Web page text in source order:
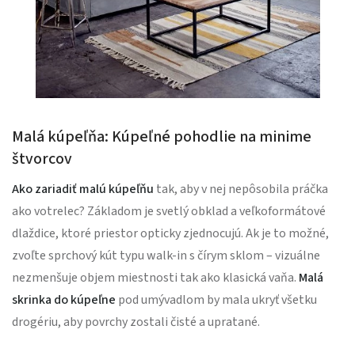
Malá kúpeľňa: Kúpeľné pohodlie na minime
štvorcov
Ako zariadiť malú kúpeľňu tak, aby v nej nepôsobila práčka
ako votrelec? Základom je svetlý obklad a veľkoformátové
dlaždice, ktoré priestor opticky zjednocujú. Ak je to možné,
zvoľte sprchový kút typu walk-in s čírym sklom – vizuálne
nezmenšuje objem miestnosti tak ako klasická vaňa. Malá
skrinka do kúpeľne pod umývadlom by mala ukryť všetku
drogériu, aby povrchy zostali čisté a upratané.